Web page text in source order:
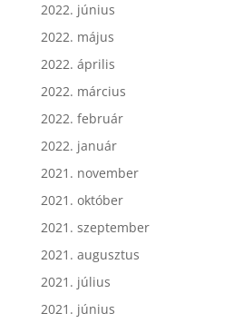
2022. június
2022. május
2022. április
2022. március
2022. február
2022. január
2021. november
2021. október
2021. szeptember
2021. augusztus
2021. július
2021. június